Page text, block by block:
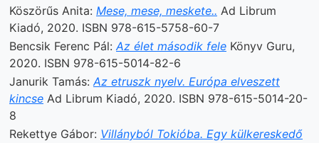
Köszörűs Anita: Mese, mese, meskete.. Ad Librum
Kiadó, 2020. ISBN 978-615-5758-60-7
Bencsik Ferenc Pál:Az élet második fele Könyv Guru,
2020. ISBN 978-615-5014-82-6
Janurik Tamás:Az etruszk nyelv. Európa elveszett
kincse Ad Librum Kiadó, 2020. ISBN 978-615-5014-20-
8
Rekettye Gábor: Villányból Tokióba. Egy külkereskedő